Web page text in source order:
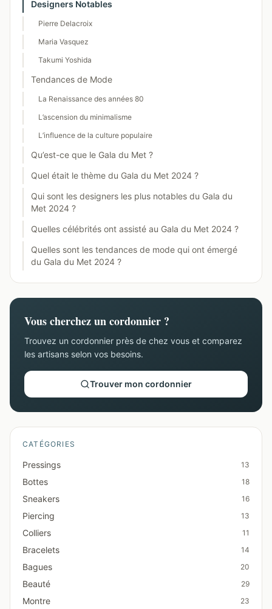
Designers Notables
Pierre Delacroix
Maria Vasquez
Takumi Yoshida
Tendances de Mode
La Renaissance des années 80
L’ascension du minimalisme
L’influence de la culture populaire
Qu’est-ce que le Gala du Met ?
Quel était le thème du Gala du Met 2024 ?
Qui sont les designers les plus notables du Gala du
Met 2024 ?
Quelles célébrités ont assisté au Gala du Met 2024 ?
Quelles sont les tendances de mode qui ont émergé
du Gala du Met 2024 ?
Vous cherchez un cordonnier ?
Trouvez un cordonnier près de chez vous et comparez
les artisans selon vos besoins.
Trouver mon cordonnier
CATÉGORIES
Pressings 13
Bottes 18
Sneakers 16
Piercing 13
Colliers 11
Bracelets 14
Bagues 20
Beauté 29
Montre 23